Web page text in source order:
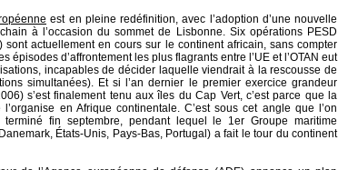
est en pleine redéfinition, avec l’adoption d’une nouvelle
à l’occasion du sommet de Lisbonne. Six opérations PESD
actuellement en cours sur le continent africain, sans compter
épisodes d’affrontement les plus flagrants entre l’UE et l’OTAN eut
incapables de décider laquelle viendrait à la rescousse de
simultanées). Et si l’an dernier le premier exercice grandeur
s’est finalement tenu aux îles du Cap Vert, c’est parce que la
en Afrique continentale. C’est sous cet angle que l’on
fin septembre, pendant lequel le 1er Groupe maritime
États-Unis, Pays-Bas, Portugal) a fait le tour du continent